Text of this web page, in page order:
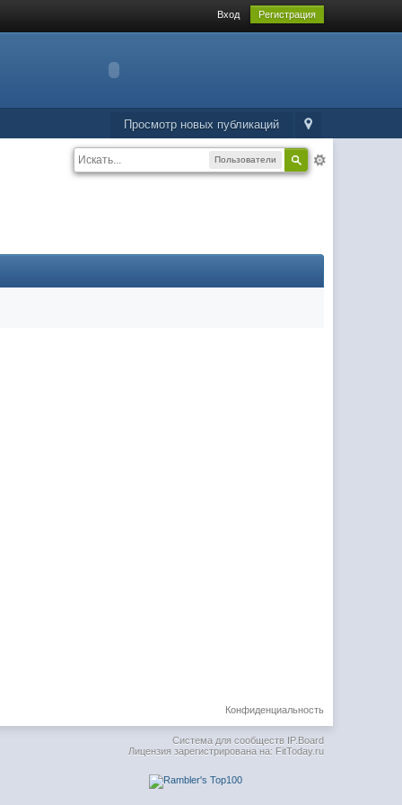
Вход Регистрация
Просмотр новых публикаций
Пользователи
Конфиденциальность
Система для сообществ IP.Board
Лицензия зарегистрирована на: FitToday.ru